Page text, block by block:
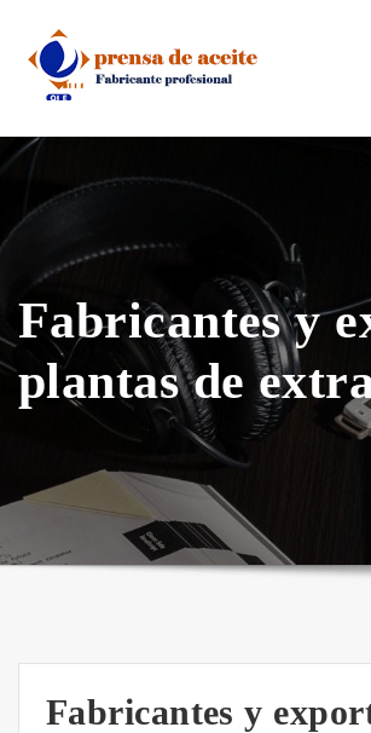
content
Fabricantes y
plantas de
Fabricantes y